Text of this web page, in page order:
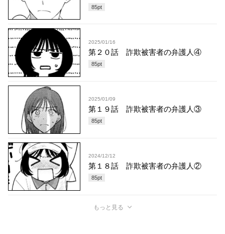
85pt
2025/01/16
第２０話 詐欺被害者の弁護人④
85pt
2025/01/09
第１９話 詐欺被害者の弁護人③
85pt
2024/12/12
第１８話 詐欺被害者の弁護人②
85pt
もっと見る